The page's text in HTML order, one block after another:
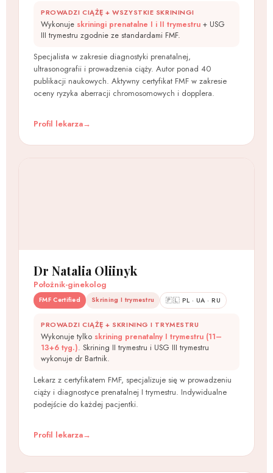
PROWADZI CIĄŻĘ + WSZYSTKIE SKRININGI
Wykonuje skriningi prenatalne I i II trymestru + USG
III trymestru zgodnie ze standardami FMF.
Specjalista w zakresie diagnostyki prenatalnej,
ultrasonografii i prowadzenia ciąży. Autor ponad 40
publikacji naukowych. Aktywny certyfikat FMF w zakresie
oceny ryzyka aberracji chromosomowych i dopplera.
Profil lekarza
Dr Natalia Oliinyk
Położnik-ginekolog
FMF Certified Skrining I trymestru 🇵🇱 PL · UA · RU
PROWADZI CIĄŻĘ + SKRINING I TRYMESTRU
Wykonuje tylko skrining prenatalny I trymestru (11–
13+6 tyg.). Skrining II trymestru i USG III trymestru
wykonuje dr Bartnik.
Lekarz z certyfikatem FMF, specjalizuje się w prowadzeniu
ciąży i diagnostyce prenatalnej I trymestru. Indywidualne
podejście do każdej pacjentki.
Profil lekarza